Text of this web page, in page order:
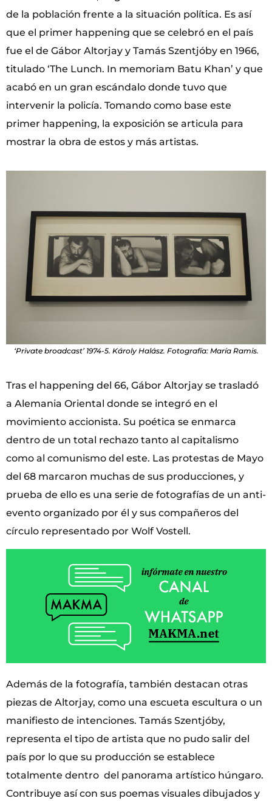
de la población frente a la situación política. Es así
que el primer happening que se celebró en el país
fue el de Gábor Altorjay y Tamás Szentjóby en 1966,
titulado ‘The Lunch. In memoriam Batu Khan’ y que
acabó en un gran escándalo donde tuvo que
intervenir la policía. Tomando como base este
primer happening, la exposición se articula para
mostrar la obra de estos y más artistas.
‘Private broadcast’ 1974-5. Károly Halász. Fotografía: María Ramis.
Tras el happening del 66, Gábor Altorjay se trasladó
a Alemania Oriental donde se integró en el
movimiento accionista. Su poética se enmarca
dentro de un total rechazo tanto al capitalismo
como al comunismo del este. Las protestas de Mayo
del 68 marcaron muchas de sus producciones, y
prueba de ello es una serie de fotografías de un anti-
evento organizado por él y sus compañeros del
círculo representado por Wolf Vostell.
Además de la fotografía, también destacan otras
piezas de Altorjay, como una escueta escultura o un
manifiesto de intenciones. Tamás Szentjóby,
representa el tipo de artista que no pudo salir del
país por lo que su producción se establece
totalmente dentro del panorama artístico húngaro.
Contribuye así con sus poemas visuales dibujados y